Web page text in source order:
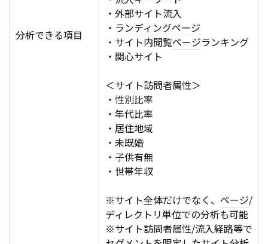
分析できる項目
・外部サイト流入
・ ランディングページ
・サイト内閲覧ページランキング
・関心サイト
＜サイト訪問者属性＞
・性別比率
・年代比率
・居住地域
・未既婚
・子供有無
・世帯年収
※サイト全体だけでなく、 ページ/
ディレクトリ単位での分析も可能
※サイト訪問者属性/流入経路等で